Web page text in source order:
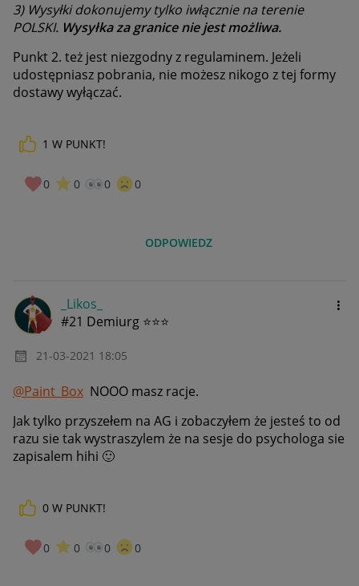
3) Wysyłki dokonujemy tylko iwłącznie na terenie
POLSKI. Wysyłka za granice nie jest możliwa.
Punkt 2. też jest niezgodny z regulaminem. Jeżeli
udostępniasz pobrania, nie możesz nikogo z tej formy
dostawy wyłączać.
1 W PUNKT!
0 0 0 0
ODPOWIEDZ
_Likos_
#21 Demiurg ⭐⭐⭐
‎21-03-2021 18:05
@Paint_Box NOOO masz racje.
Jak tylko przyszełem na AG i zobaczyłem że jesteś to od
razu sie tak wystraszylem że na sesje do psychologa sie
zapisalem hihi 🙂
0 W PUNKT!
0 0 0 0